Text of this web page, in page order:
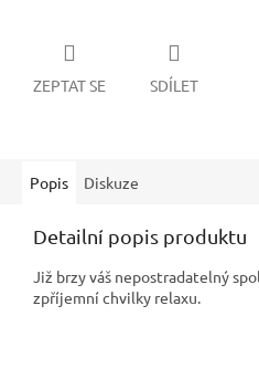
ZEPTAT SE SDÍLET
Popis Diskuze
Detailní popis produktu
Již brzy váš nepostradatelný
zpříjemní chvilky relaxu.